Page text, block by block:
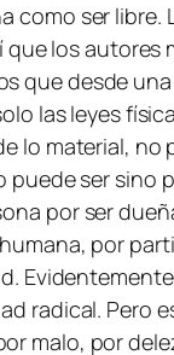
como ser libre.
que los
que desde
las leyes
lo material, no
puede ser sino
por ser
humana, por
radical. Pero
malo, por